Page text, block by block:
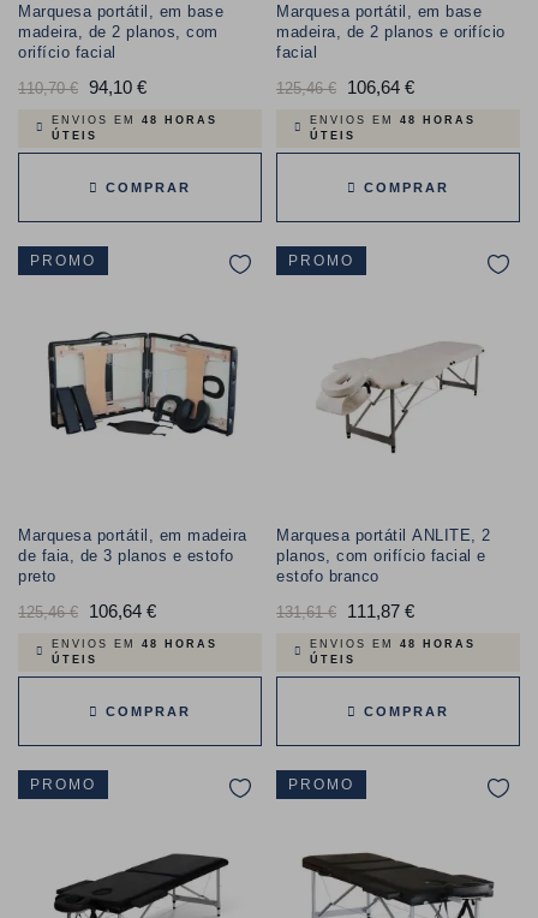
Marquesa portátil, em base
madeira, de 2 planos, com
orifício facial
Preço
normal
110,70 € 94,10 €Preço
ENVIOS EM 48 HORAS
ÚTEIS
COMPRAR
Marquesa portátil, em base
madeira, de 2 planos e orifício
facial
Preço
normal
125,46 € 106,64 €Preço
ENVIOS EM 48 HORAS
ÚTEIS
COMPRAR
PROMO
Marquesa portátil, em madeira
de faia, de 3 planos e estofo
preto
Preço
normal
125,46 € 106,64 €Preço
ENVIOS EM 48 HORAS
ÚTEIS
COMPRAR
PROMO
Marquesa portátil ANLITE, 2
planos, com orifício facial e
estofo branco
Preço
normal
131,61 € 111,87 €Preço
ENVIOS EM 48 HORAS
ÚTEIS
COMPRAR
PROMO PROMO